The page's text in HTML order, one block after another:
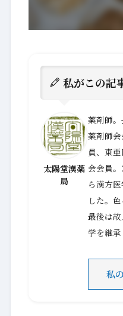
私がこの記
太陽堂漢薬
局
薬剤師
薬剤師
員、東
会会員
ら漢方
した。
最後は
学を継承
私